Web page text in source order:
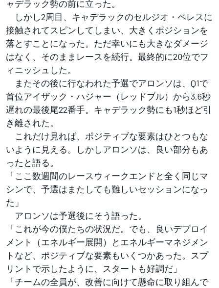
ャデラック勢の前に立った。
しかし2周目、キャデラックのセルジオ・ペレスに
接触されてスピンしてしまい、大きくポジションを
落とすことになった。ただ幸いにも大きなダメージ
はなく、そのままレースを続行。最終的に20位でフ
ィニッシュした。
またその後に行なわれた予選でアロンソは、Q1で
首位アイザック・ハジャー（レッドブル）から3.6秒
遅れの最後尾22番手。キャデラック勢にも1秒ほど引
き離された。
これだけ見れば、ポジティブな要素はひとつもな
いように見える。しかしアロンソは、良い部分もあ
ったと語る。
「ここ数週間のレースウィークエンドと全く同じマ
シンで、予選はまたしても難しいセッションになっ
た」
アロンソは予選後にそう語った。
「これが今の僕たちの状況だ。でも、良いデプロイ
メント（エネルギー展開）とエネルギーマネジメン
トなど、ポジティブな要素もいくつかあった。スプ
リントで示したように、スタートも好調だ」
「チームの全員が、改善に向けて懸命に取り組んで